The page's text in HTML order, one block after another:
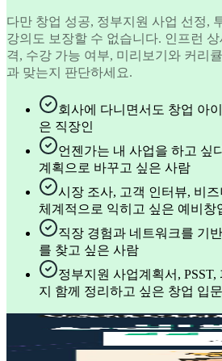
다만 창업 성공, 정부지원 사업 선정,
강의도 보장할 수 없습니다. 인프런
격, 수강 가능 여부, 미리보기와 커리
과 맞는지 판단하세요.
회사에 다니면서도 창업 아
은 직장인
언젠가는 내 사업을 하고 싶
계획으로 바꾸고 싶은 사람
시장 조사, 고객 인터뷰, 비
체계적으로 익히고 싶은 예비창
직장 경험과 네트워크를 기
를 찾고 싶은 사람
정부지원 사업계획서,
지 함께 정리하고 싶은 창업 입